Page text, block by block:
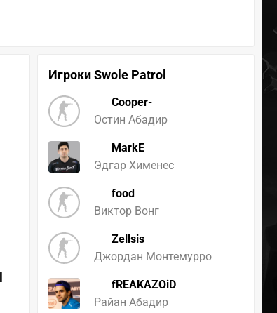
Игроки Swole Patrol
Cooper-
Остин Абадир
MarkE
Эдгар Хименес
food
Виктор Вонг
Zellsis
Джордан Монтемурро
fREAKAZOiD
Райан Абадир